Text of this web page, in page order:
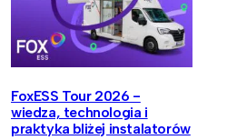
FoxESS Tour 2026 -
wiedza, technologia i
praktyka bliżej instalatorów